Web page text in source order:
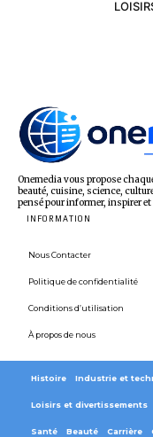
Onemedia vous propose
beauté, cuisine, science,
pensé pour informer, inspirer
INFORMATION
Nous Contacter
Politique de confidentialité
Conditions d’utilisation
À propos de nous
Histoire Industrie et
Loisirs et divertissements
Santé Beauté Carrière